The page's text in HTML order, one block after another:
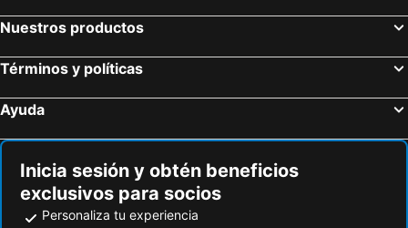
Nuestros productos
Términos y políticas
Ayuda
Inicia sesión y obtén beneficios
exclusivos para socios
Personaliza tu experiencia